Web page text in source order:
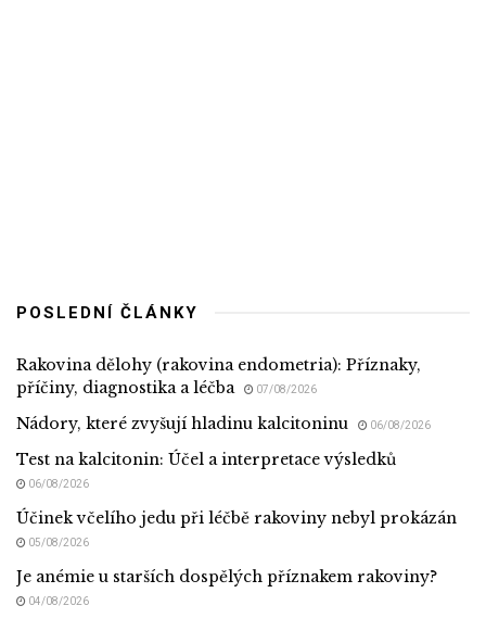
POSLEDNÍ ČLÁNKY
Rakovina dělohy (rakovina endometria): Příznaky,
příčiny, diagnostika a léčba
07/08/2026
Nádory, které zvyšují hladinu kalcitoninu 06/08/2026
Test na kalcitonin: Účel a interpretace výsledků
06/08/2026
Účinek včelího jedu při léčbě rakoviny nebyl prokázán
05/08/2026
Je anémie u starších dospělých příznakem rakoviny?
04/08/2026